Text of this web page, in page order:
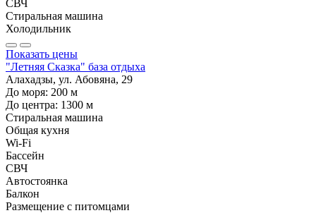
СВЧ
Стиральная машина
Холодильник
Показать цены
"Летняя Сказка" база отдыха
Алахадзы, ул. Абовяна, 29
До моря: 200 м
До центра: 1300 м
Стиральная машина
Общая кухня
Wi-Fi
Бассейн
СВЧ
Автостоянка
Балкон
Размещение с питомцами